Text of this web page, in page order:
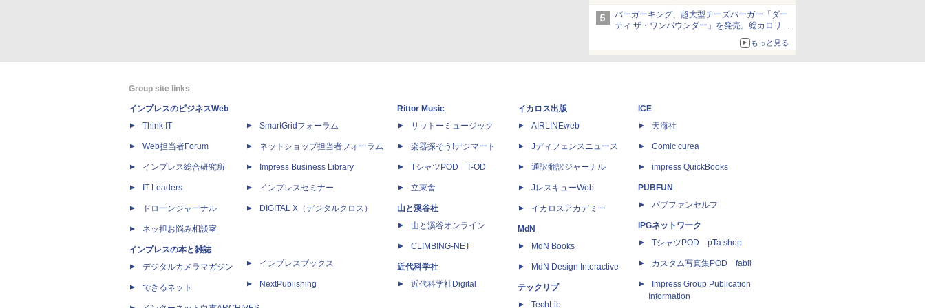
バーガーキング、超大型チーズバーガー「ダー
ティ ザ・ワンパウンダー」を発売。総カロリー
もっと見る
Group site links
インプレスのビジネスWeb
Think IT
Web担当者Forum
インプレス総合研究所
IT Leaders
ドローンジャーナル
ネッ担お悩み相談室
インプレスの本と雑誌
デジタルカメラマガジン
できるネット
SmartGridフォーラム
ネットショップ担当者フォーラム
Impress Business Library
インプレスセミナー
DIGITAL X（デジタルクロス）
インプレスブックス
NextPublishing
Rittor Music
リットーミュージック
楽器探そう!デジマート
TシャツPOD T-OD
立東舎
山と溪谷社
山と溪谷オンライン
CLIMBING-NET
近代科学社
近代科学社Digital
イカロス出版
AIRLINEweb
Jディフェンスニュース
通訳翻訳ジャーナル
JレスキューWeb
イカロスアカデミー
MdN
MdN Books
MdN Design Interactive
テックリブ
TechLib
ICE
天海社
Comic curea
impress QuickBooks
PUBFUN
パブファンセルフ
IPGネットワーク
TシャツPOD pTa.shop
カスタム写真集POD fabli
Impress Group Publication
Information